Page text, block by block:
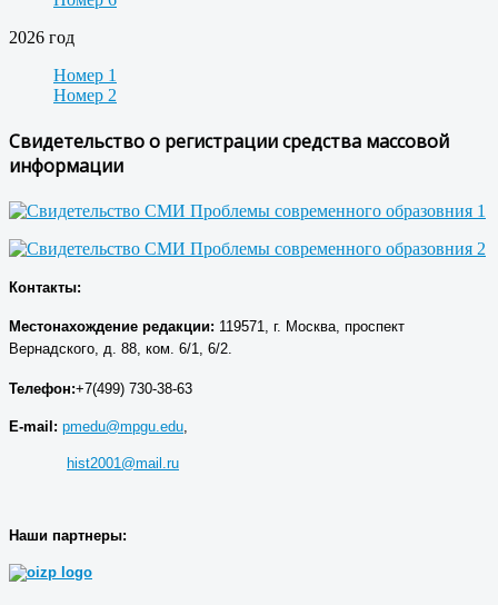
2026 год
Номер 1
Номер 2
Свидетельство о регистрации средства массовой
информации
Контакты:
Местонахождение редакции: 119571, г. Москва, проспект
Вернадского, д. 88, ком. 6/1, 6/2.
Телефон:+7(499) 730-38-63
E-mail: pmedu@mpgu.edu,
hist2001@mail.ru
Наши партнеры: